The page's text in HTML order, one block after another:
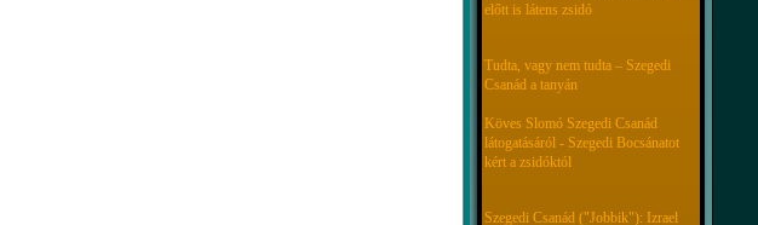
előtt is látens zsidó
Tudta, vagy nem tudta – Szegedi
Csanád a tanyán
Köves Slomó Szegedi Csanád
látogatásáról - Szegedi Bocsánatot
kért a zsidóktól
Szegedi Csanád ("Jobbik"): Izrael